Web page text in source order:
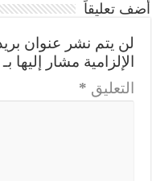
أضف تعليقاً
لن يتم نشر عنوان
الإلزامية مشار إليها بـ
التعليق *